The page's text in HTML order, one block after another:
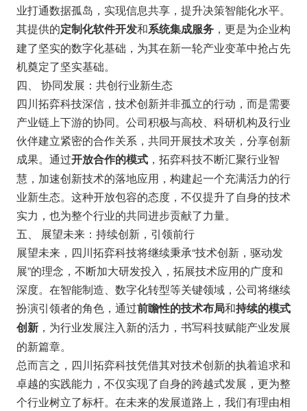
业打通数据孤岛，实现信息共享，提升决策智能化水平。
其提供的定制化软件开发和系统集成服务，更是为企业构
建了坚实的数字化基础，为其在新一轮产业变革中抢占先
机奠定了坚实基础。
四、 协同发展：共创行业新生态
四川拓弈科技深信，技术创新并非孤立的行动，而是需要
产业链上下游的协同。公司积极与高校、科研机构及行业
伙伴建立紧密的合作关系，共同开展技术攻关，分享创新
成果。通过开放合作的模式，拓弈科技不断汇聚行业智
慧，加速创新技术的落地应用，构建起一个充满活力的行
业新生态。这种开放包容的态度，不仅提升了自身的技术
实力，也为整个行业的共同进步贡献了力量。
五、 展望未来：持续创新，引领前行
展望未来，四川拓弈科技将继续秉承“技术创新，驱动发
展”的理念，不断加大研发投入，拓展技术应用的广度和
深度。在智能制造、数字化转型等关键领域，公司将继续
扮演引领者的角色，通过前瞻性的技术布局和持续的模式
创新，为行业发展注入新的活力，书写科技赋能产业发展
的新篇章。
总而言之，四川拓弈科技凭借其对技术创新的执着追求和
卓越的实践能力，不仅实现了自身的跨越式发展，更为整
个行业树立了标杆。在未来的发展道路上，我们有理由相